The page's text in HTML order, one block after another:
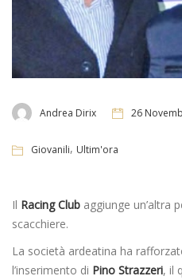
Andrea Dirix 26
Giovanili, Ultim'ora
Il Racing Club aggiunge un’altra
scacchiere.
La società ardeatina ha
l’inserimento di Pino Strazzeri, il